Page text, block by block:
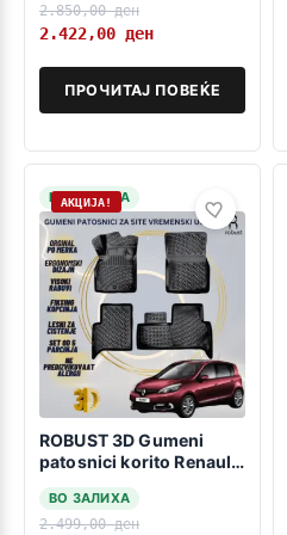
2.850,00ден
2.422,00 ден
ПРОЧИТАЈ ПОВЕЌЕ
НА ЗАЛИХА
АКЦИЈА!
ROBUST 3D Gumeni
patosnici korito Renault
ВО ЗАЛИХА
2.499,00ден